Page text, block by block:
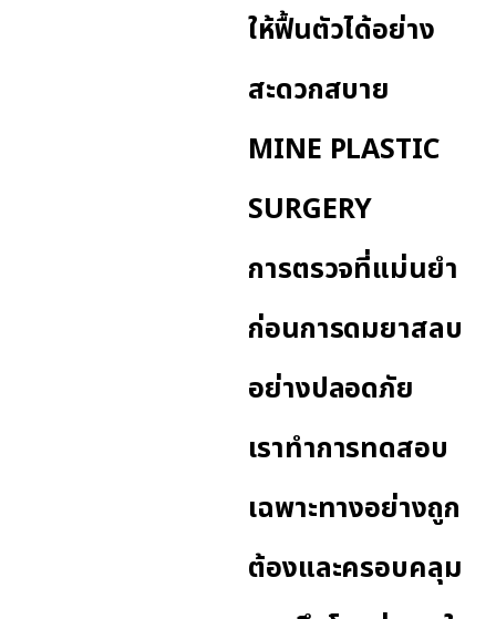
ให้ฟื้นตัวได้อย่าง
สะดวกสบาย
MINE PLASTIC
SURGERY
การตรวจที่แม่นยำ
ก่อนการดมยาสลบ
อย่างปลอดภัย
เราทำการทดสอบ
เฉพาะทางอย่างถูก
ต้องและครอบคลุม